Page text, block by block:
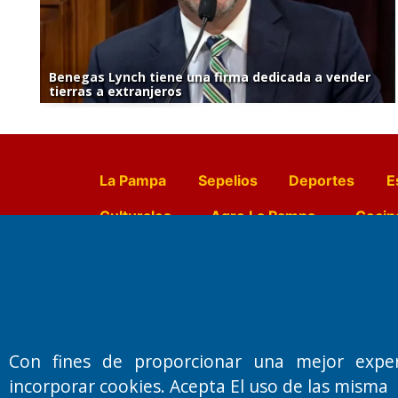
Benegas Lynch tiene una firma dedicada a vender
tierras a extranjeros
La Pampa Sepelios Deportes
Culturales
Agro La Pampa
Fundado por el
Doctor Antonio
Primera edición: Domingo 3 de
Miembro de ADIRA,ADEPA y CPPAL
Con fines de proporcionar una mejor
incorporar cookies. Acepta El uso de las misma